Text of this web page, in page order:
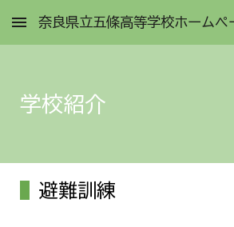
Skip to main content
奈良県立五條高等学校ホームペ
学校紹介
避難訓練